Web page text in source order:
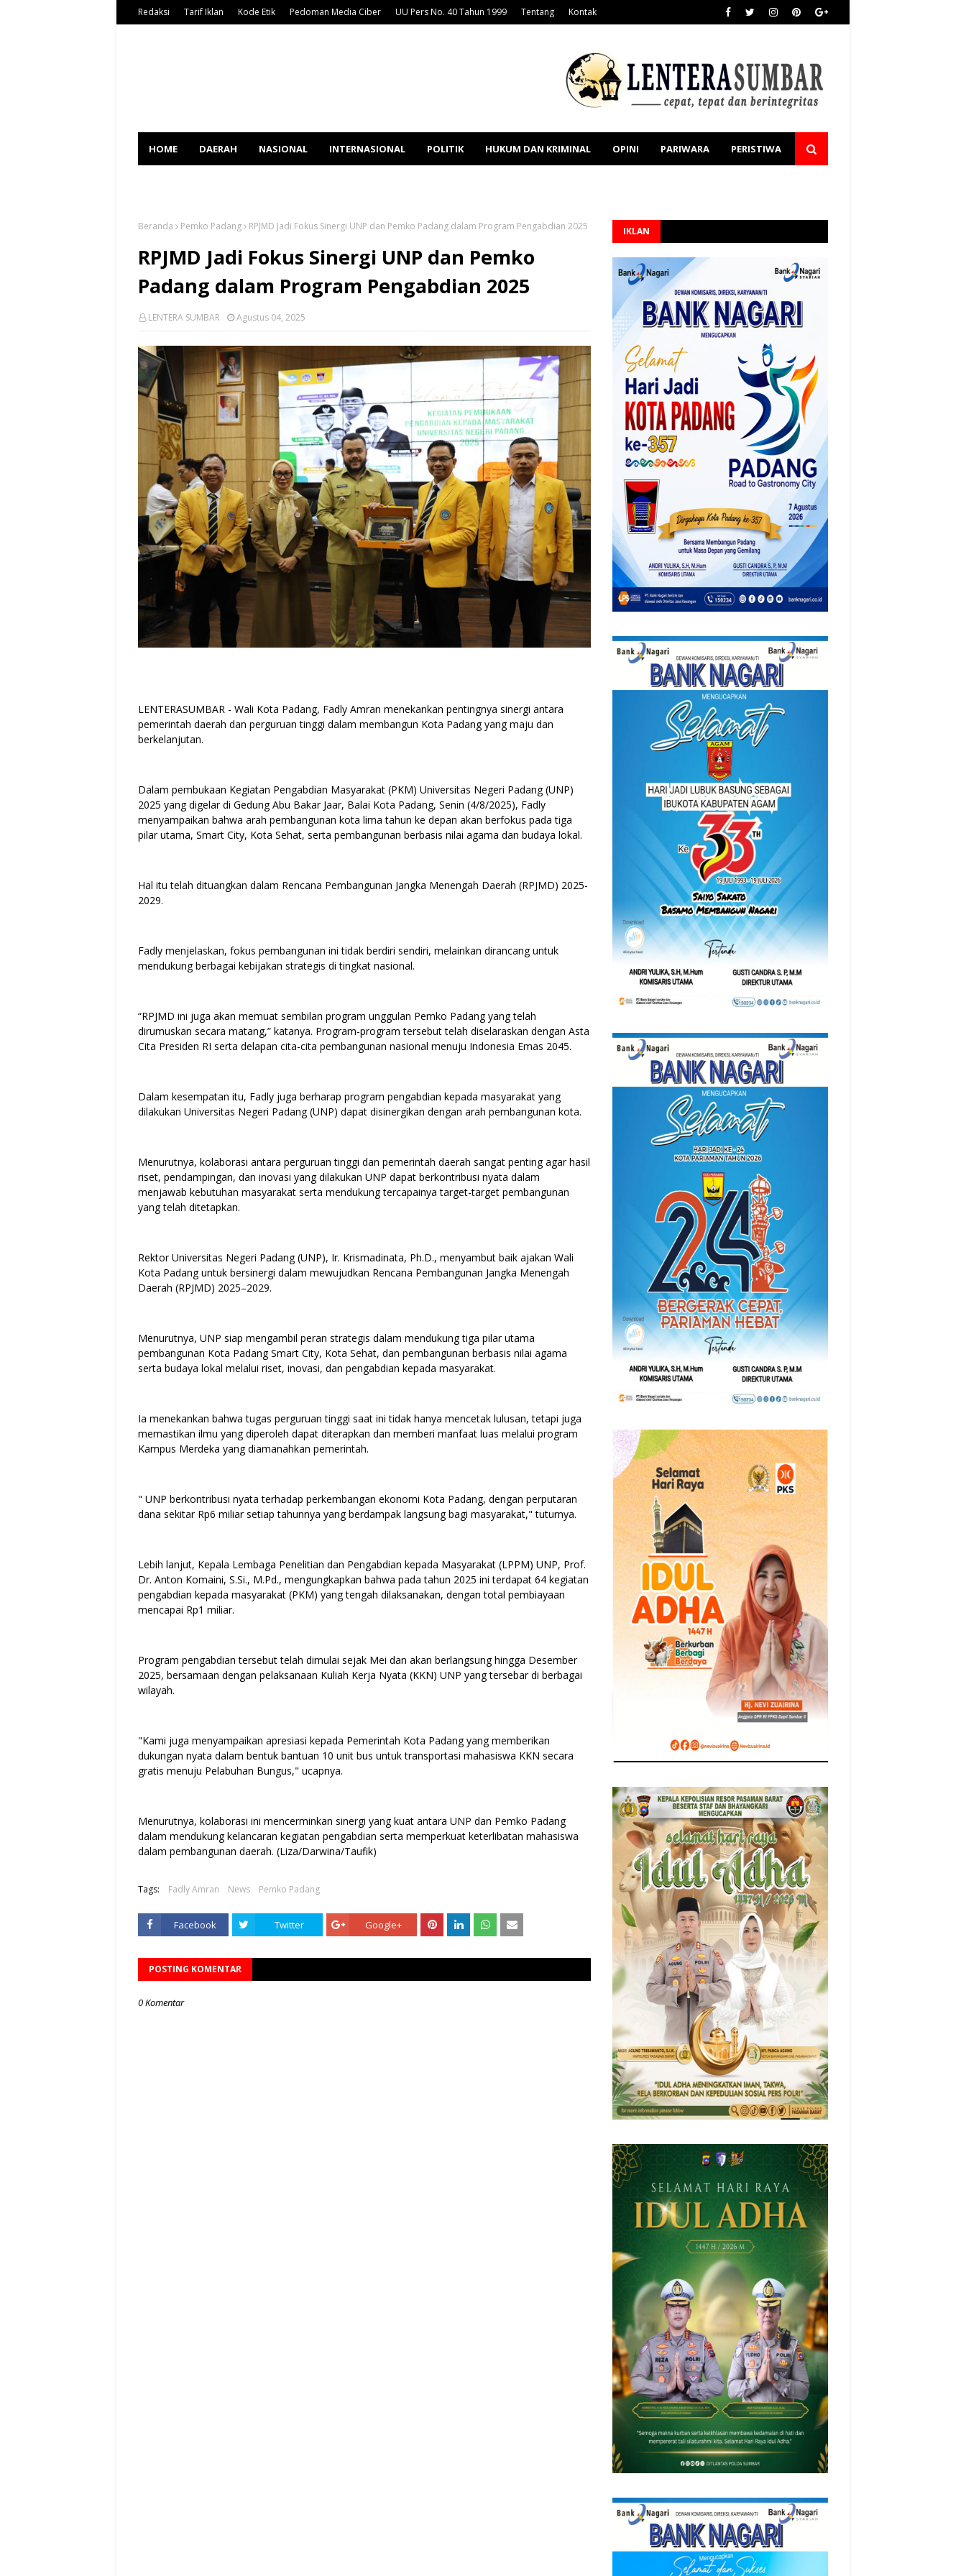
Redaksi Tarif Iklan Kode Etik Pedoman Media Ciber UU Pers No. 40 Tahun 1999 Tentang Kontak
HOME DAERAH NASIONAL INTERNASIONAL POLITIK HUKUM DAN KRIMINAL OPINI PARIWARA PERISTIWA
Beranda Pemko Padang RPJMD Jadi Fokus Sinergi UNP dan Pemko Padang dalam Program Pengabdian 2025
RPJMD Jadi Fokus Sinergi UNP dan Pemko
Padang dalam Program Pengabdian 2025
LENTERA SUMBAR Agustus 04, 2025
LENTERASUMBAR - Wali Kota Padang, Fadly Amran menekankan pentingnya sinergi antara
pemerintah daerah dan perguruan tinggi dalam membangun Kota Padang yang maju dan
berkelanjutan.
Dalam pembukaan Kegiatan Pengabdian Masyarakat (PKM) Universitas Negeri Padang (UNP)
2025 yang digelar di Gedung Abu Bakar Jaar, Balai Kota Padang, Senin (4/8/2025), Fadly
menyampaikan bahwa arah pembangunan kota lima tahun ke depan akan berfokus pada tiga
pilar utama, Smart City, Kota Sehat, serta pembangunan berbasis nilai agama dan budaya lokal.
Hal itu telah dituangkan dalam Rencana Pembangunan Jangka Menengah Daerah (RPJMD) 2025-
2029.
Fadly menjelaskan, fokus pembangunan ini tidak berdiri sendiri, melainkan dirancang untuk
mendukung berbagai kebijakan strategis di tingkat nasional.
“RPJMD ini juga akan memuat sembilan program unggulan Pemko Padang yang telah
dirumuskan secara matang,” katanya. Program-program tersebut telah diselaraskan dengan Asta
Cita Presiden RI serta delapan cita-cita pembangunan nasional menuju Indonesia Emas 2045.
Dalam kesempatan itu, Fadly juga berharap program pengabdian kepada masyarakat yang
dilakukan Universitas Negeri Padang (UNP) dapat disinergikan dengan arah pembangunan kota.
Menurutnya, kolaborasi antara perguruan tinggi dan pemerintah daerah sangat penting agar hasil
riset, pendampingan, dan inovasi yang dilakukan UNP dapat berkontribusi nyata dalam
menjawab kebutuhan masyarakat serta mendukung tercapainya target-target pembangunan
yang telah ditetapkan.
Rektor Universitas Negeri Padang (UNP), Ir. Krismadinata, Ph.D., menyambut baik ajakan Wali
Kota Padang untuk bersinergi dalam mewujudkan Rencana Pembangunan Jangka Menengah
Daerah (RPJMD) 2025–2029.
Menurutnya, UNP siap mengambil peran strategis dalam mendukung tiga pilar utama
pembangunan Kota Padang Smart City, Kota Sehat, dan pembangunan berbasis nilai agama
serta budaya lokal melalui riset, inovasi, dan pengabdian kepada masyarakat.
Ia menekankan bahwa tugas perguruan tinggi saat ini tidak hanya mencetak lulusan, tetapi juga
memastikan ilmu yang diperoleh dapat diterapkan dan memberi manfaat luas melalui program
Kampus Merdeka yang diamanahkan pemerintah.
" UNP berkontribusi nyata terhadap perkembangan ekonomi Kota Padang, dengan perputaran
dana sekitar Rp6 miliar setiap tahunnya yang berdampak langsung bagi masyarakat," tuturnya.
Lebih lanjut, Kepala Lembaga Penelitian dan Pengabdian kepada Masyarakat (LPPM) UNP, Prof.
Dr. Anton Komaini, S.Si., M.Pd., mengungkapkan bahwa pada tahun 2025 ini terdapat 64 kegiatan
pengabdian kepada masyarakat (PKM) yang tengah dilaksanakan, dengan total pembiayaan
mencapai Rp1 miliar.
Program pengabdian tersebut telah dimulai sejak Mei dan akan berlangsung hingga Desember
2025, bersamaan dengan pelaksanaan Kuliah Kerja Nyata (KKN) UNP yang tersebar di berbagai
wilayah.
"Kami juga menyampaikan apresiasi kepada Pemerintah Kota Padang yang memberikan
dukungan nyata dalam bentuk bantuan 10 unit bus untuk transportasi mahasiswa KKN secara
gratis menuju Pelabuhan Bungus," ucapnya.
Menurutnya, kolaborasi ini mencerminkan sinergi yang kuat antara UNP dan Pemko Padang
dalam mendukung kelancaran kegiatan pengabdian serta memperkuat keterlibatan mahasiswa
dalam pembangunan daerah. (Liza/Darwina/Taufik)
Tags: Fadly Amran News Pemko Padang
Facebook Twitter Google+
POSTING KOMENTAR
0 Komentar
IKLAN